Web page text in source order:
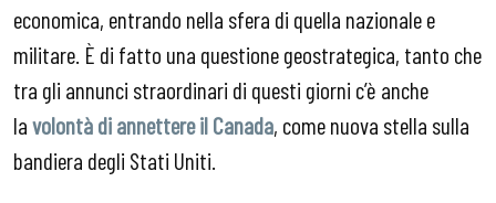
economica, entrando nella sfera di quella nazionale e
militare. È di fatto una questione geostrategica, tanto che
tra gli annunci straordinari di questi giorni c’è anche
lavolontà di annettere il Canada, come nuova stella sulla
bandiera degli Stati Uniti.